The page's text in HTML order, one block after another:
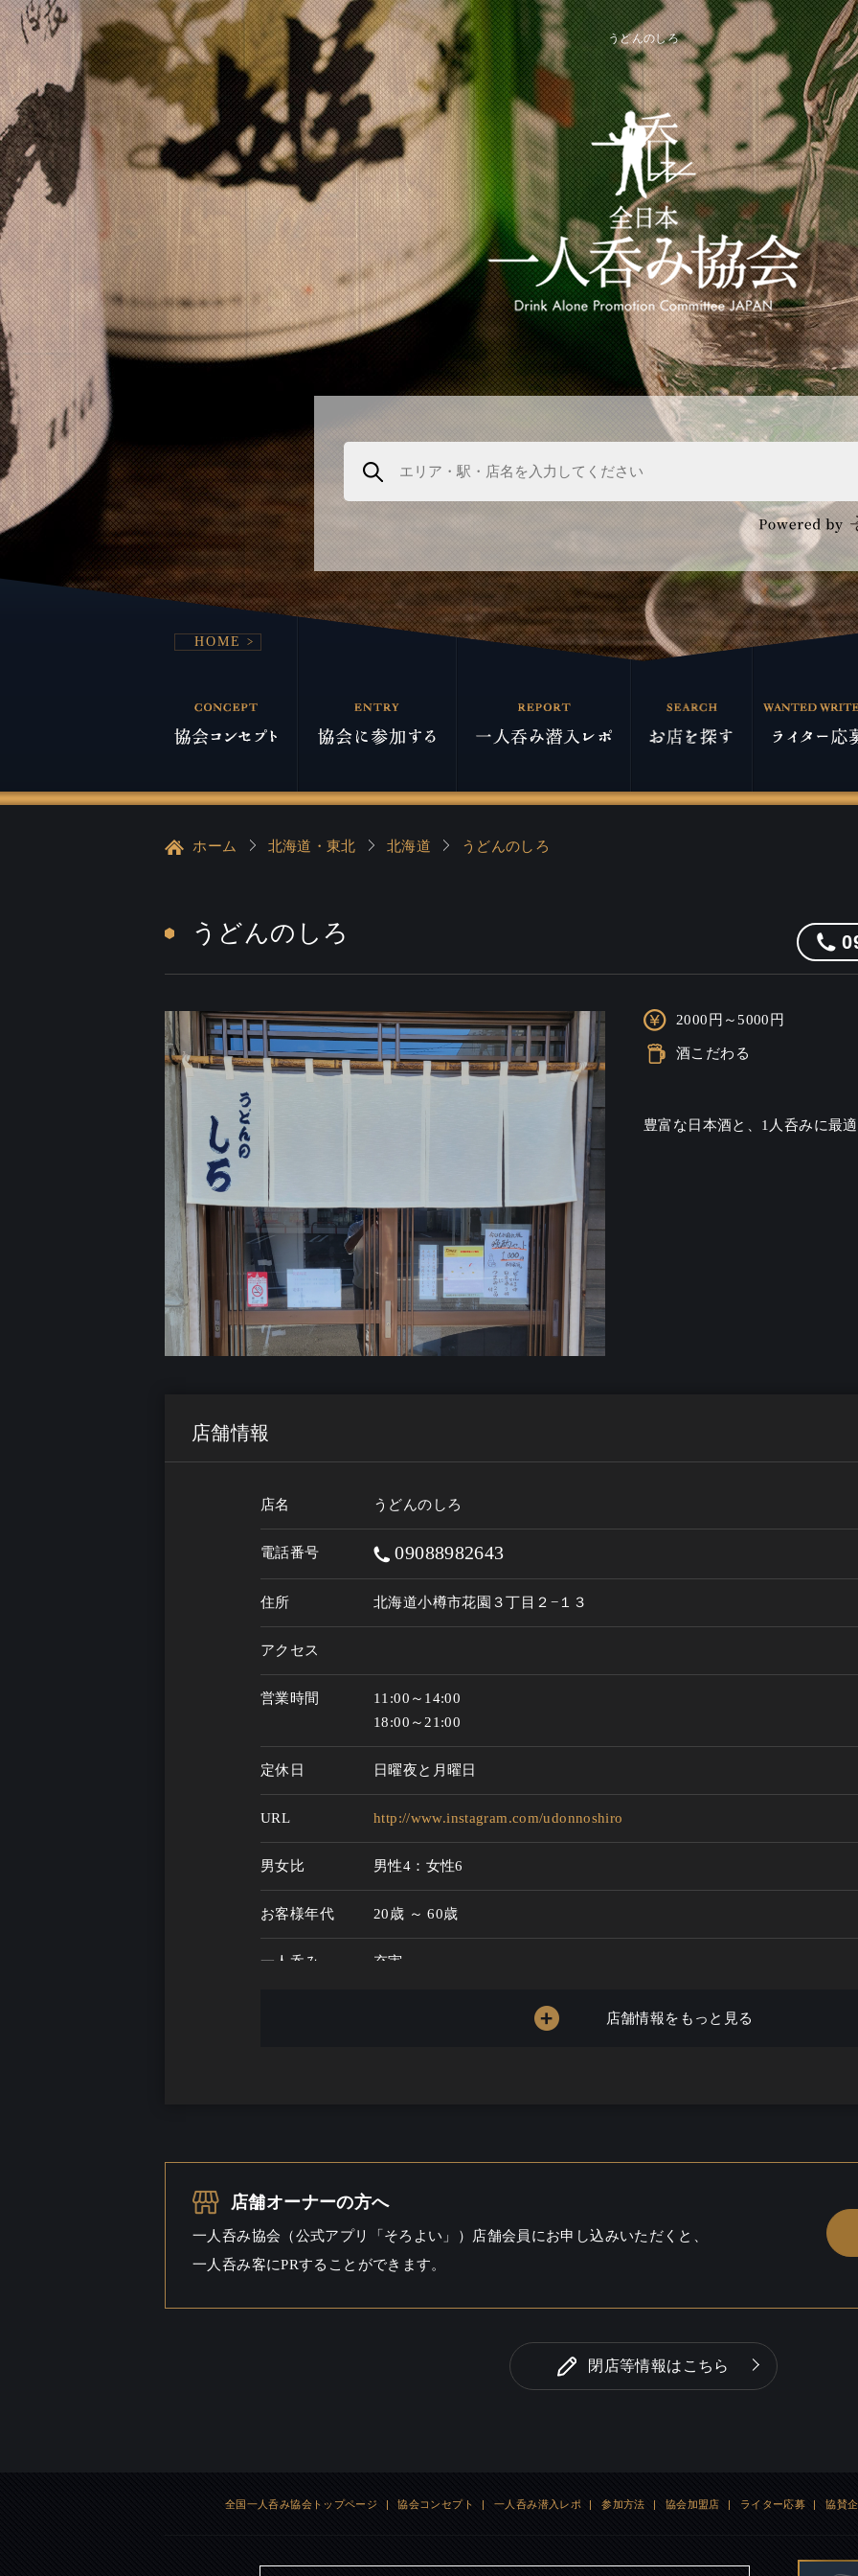
うどんのしろ
HOME
ホーム 北海道・東北 北海道 うどんのしろ
うどんのしろ
2000円～5000円
酒こだわる
豊富な日本酒と、1人呑みに最
店舗情報
店名 うどんのしろ
電話番号 09088982643
住所 北海道小樽市花園３丁目２−１３
アクセス
営業時間
11:00～14:00
18:00～21:00
定休日 日曜夜と月曜日
URL http://www.instagram.com/udonnoshiro
男女比 男性4：女性6
お客様年代 20歳 ～ 60歳
一人呑み
充実
シーン
店舗情報をもっと見る
店舗オーナーの方へ
一人呑み協会（公式アプリ「そろよい」）店舗会員にお申し込みいただくと、
一人呑み客にPRすることができます。
閉店等情報はこちら
全国一人呑み協会トップページ | 協会コンセプト | 一人呑み潜入レポ | 参加方法 | 協会加盟店 | ライター応募 | 協賛